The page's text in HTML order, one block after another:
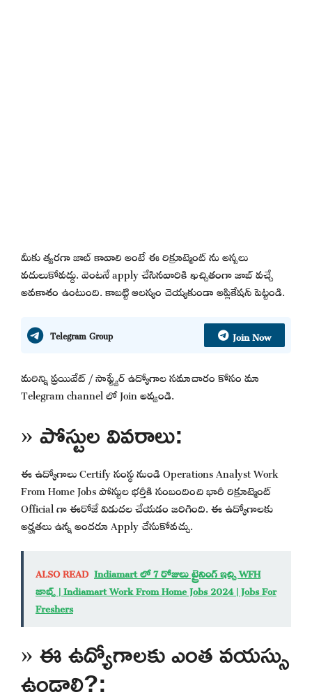
మీకు త్వరగా జాబ్ కావాలి అంటే ఈ రిక్రూట్మెంట్ ను అస్సలు
వదులుకోవద్దు. వెంటనే apply చేసినవారికి ఖచ్చితంగా జాబ్ వచ్చే
అవకాశం ఉంటుంది. కాబట్టి ఆలస్యం చెయ్యకుండా అప్లికేషన్ పెట్టండి.
Telegram Group Join Now
మరిన్ని ప్రయివేట్ / సాఫ్ట్వేర్ ఉద్యోగాల సమాచారం కోసం మా
Telegram channel లో Join అవ్వండి.
» పోస్టుల వివరాలు:
ఈ ఉద్యోగాలు Certify సంస్థ నుండి Operations Analyst Work
From Home Jobs పోస్టుల భర్తీకి సంబందించి భారీ రిక్రూట్మెంట్
Official గా ఈరోజే విడుదల చేయడం జరిగింది. ఈ ఉద్యోగాలకు
అర్హతలు ఉన్న అందరూ Apply చేసుకోవచ్చు.
ALSO READ Indiamart లో 7 రోజులు ట్రైనింగ్ ఇచ్చి WFH
జాబ్స్ | Indiamart Work From Home Jobs 2024 | Jobs For
Freshers
» ఈ ఉద్యోగాలకు ఎంత వయస్సు
ఉండాలి?: